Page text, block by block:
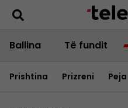
Ballina Të fundit
Prishtina Prizreni Peja